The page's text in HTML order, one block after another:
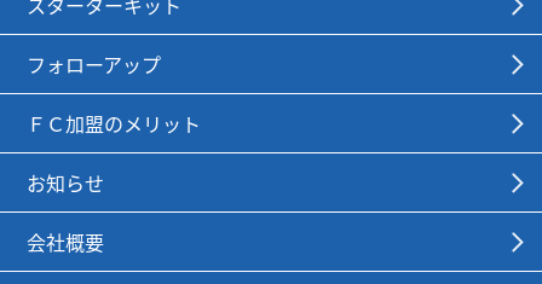
フォローアップ
ＦＣ加盟のメリット
お知らせ
会社概要